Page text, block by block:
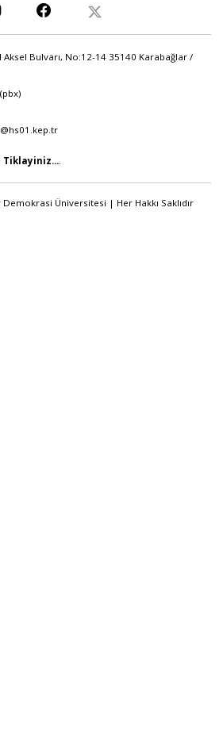
Bulvarı, No:12-14 35140 Karabağlar /
Tiklayiniz....
Üniversitesi | Her Hakkı Saklıdır